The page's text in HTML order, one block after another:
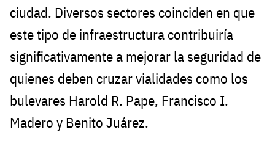
ciudad. Diversos sectores coinciden en que
este tipo de infraestructura contribuiría
significativamente a mejorar la seguridad de
quienes deben cruzar vialidades como los
bulevares Harold R. Pape, Francisco I.
Madero y Benito Juárez.